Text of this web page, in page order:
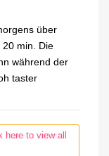
über
20 min. Die
während der
taster
to view all